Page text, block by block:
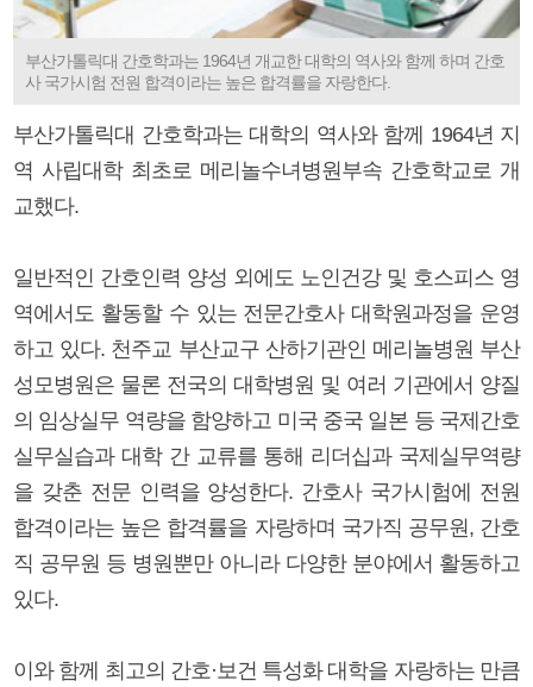
부산가톨릭대 간호학과는 1964년 개교한 대학의 역사와 함께 하며 간호
사 국가시험 전원 합격이라는 높은 합격률을 자랑한다.
부산가톨릭대 간호학과는 대학의 역사와 함께 1964년 지
역 사립대학 최초로 메리놀수녀병원부속 간호학교로 개
교했다.
일반적인 간호인력 양성 외에도 노인건강 및 호스피스 영
역에서도 활동할 수 있는 전문간호사 대학원과정을 운영
하고 있다. 천주교 부산교구 산하기관인 메리놀병원 부산
성모병원은 물론 전국의 대학병원 및 여러 기관에서 양질
의 임상실무 역량을 함양하고 미국 중국 일본 등 국제간호
실무실습과 대학 간 교류를 통해 리더십과 국제실무역량
을 갖춘 전문 인력을 양성한다. 간호사 국가시험에 전원
합격이라는 높은 합격률을 자랑하며 국가직 공무원, 간호
직 공무원 등 병원뿐만 아니라 다양한 분야에서 활동하고
있다.
이와 함께 최고의 간호·보건 특성화 대학을 자랑하는 만큼